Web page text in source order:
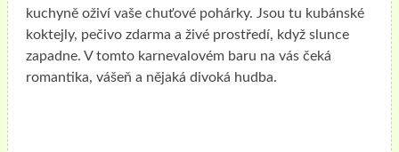
kuchyně oživí vaše chuťové pohárky. Jsou tu kubánské
koktejly, pečivo zdarma a živé prostředí, když slunce
zapadne. V tomto karnevalovém baru na vás čeká
romantika, vášeň a nějaká divoká hudba.